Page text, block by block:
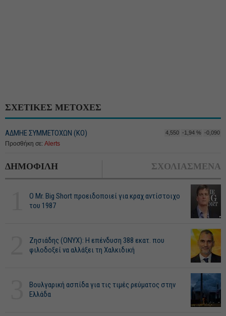
ΣΧΕΤΙΚΕΣ ΜΕΤΟΧΕΣ
ΑΔΜΗΕ ΣΥΜΜΕΤΟΧΩΝ (KO) 4,550 -1,94 % -0,090
Προσθήκη σε: Alerts
ΔΗΜΟΦΙΛΗ ΣΧΟΛΙΑΣΜΕΝΑ
O Mr. Big Short προειδοποιεί για κραχ αντίστοιχο
του 1987
Ζησιάδης (ONYX): Η επένδυση 388 εκατ. που
φιλοδοξεί να αλλάξει τη Χαλκιδική
Βουλγαρική ασπίδα για τις τιμές ρεύματος στην
Ελλάδα